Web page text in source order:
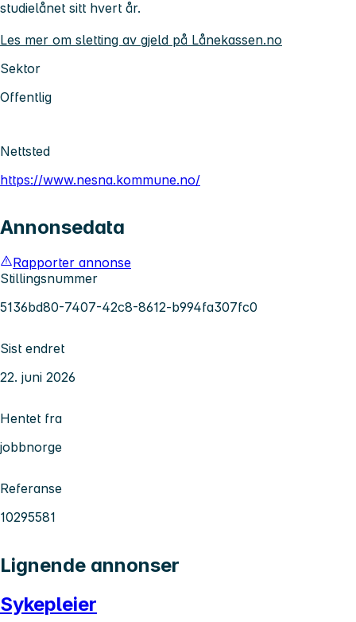
studielånet sitt hvert år.
Les mer om sletting av gjeld på Lånekassen.no
Sektor
Offentlig
Nettsted
https://www.nesna.kommune.no/
Annonsedata
Rapporter annonse
Stillingsnummer
5136bd80-7407-42c8-8612-b994fa307fc0
Sist endret
22. juni 2026
Hentet fra
jobbnorge
Referanse
10295581
Lignende annonser
Sykepleier